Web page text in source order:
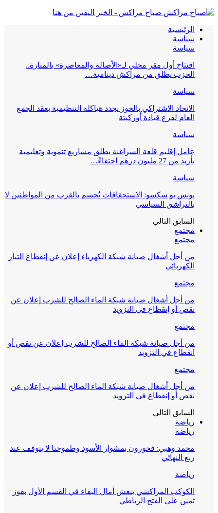
صباح مراكش - الخبر اليقين من هنا
الرئيسية
سياسة
سياسة
افتتاح أول مقر محلي لـ«الأصالة والمعاصرة» بالمنارة..
الحزب يطلق من مراكش دينامية…
سياسة
الاتحاد الاشتراكي بالحوز يجدد هياكله التنظيمية بعقد الجمع
العام لفرع قيادة أوزكيتة
سياسة
عامل إقليم قلعة السراغنة يطلق مشاريع تنموية وتعليمية
بأزيد من 27 مليون درهم احتفاءً…
سياسة
يونس بو سكسو: الاستحقاقات تُحسم بالقرب من المواطنين لا
بالتراشق السياسي
السابق التالي
مجتمع
مجتمع
من أجل أشغال صيانة شبكة الكهرباء إعلان عن إنقطاع التيار
الكهربائي
مجتمع
من أجل أشغال صيانة شبكة الماء الصالح للشرب إعلان عن
نقص أو إنقطاع في التزويد
مجتمع
من أجل صيانة شبكة الماء الصالح للشرب إعلان عن نقص أو
انقطاع في التزويد
مجتمع
من أجل أشغال صيانة شبكة الماء الصالح للشرب إعلان عن
نقص أو إنقطاع في التزويد
السابق التالي
رياضة
رياضة
محمد وهبي: فخورون بمشوار الأسود وطموحنا لا يتوقف عند
ربع النهائي
رياضة
الكوكب المراكشي ينعش آمال البقاء في القسم الأول بفوز
ثمين على الفتح الرباطي